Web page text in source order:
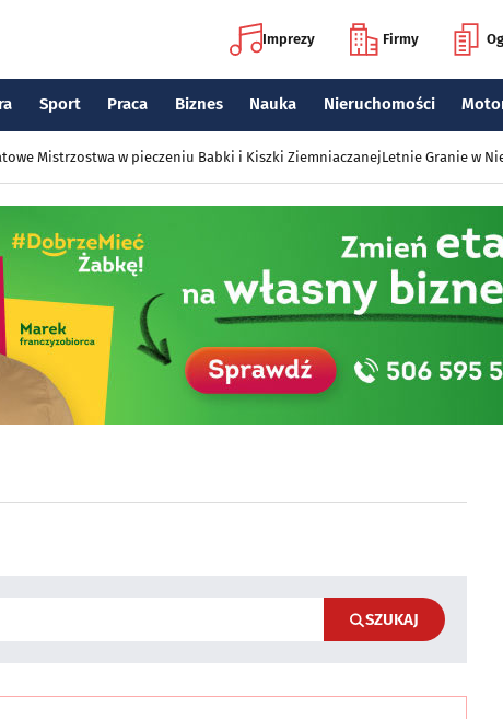
Imprezy Firmy
Sport Praca Biznes Nauka Nieruchomości
Mistrzostwa w pieczeniu Babki i Kiszki ZiemniaczanejLetnie Granie w
SZUKAJ